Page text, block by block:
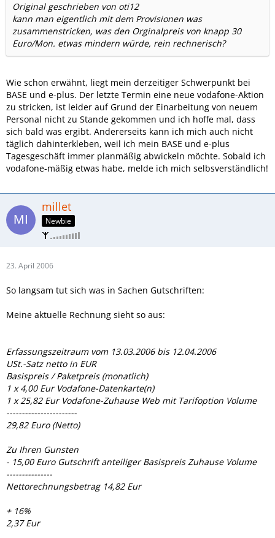
Original geschrieben von oti12
kann man eigentlich mit dem Provisionen was
zusammenstricken, was den Orginalpreis von knapp 30
Euro/Mon. etwas mindern würde, rein rechnerisch?
Wie schon erwähnt, liegt mein derzeitiger Schwerpunkt bei
BASE und e-plus. Der letzte Termin eine neue vodafone-Aktion
zu stricken, ist leider auf Grund der Einarbeitung von neuem
Personal nicht zu Stande gekommen und ich hoffe mal, dass
sich bald was ergibt. Andererseits kann ich mich auch nicht
täglich dahinterkleben, weil ich mein BASE und e-plus
Tagesgeschäft immer planmäßig abwickeln möchte. Sobald ich
vodafone-mäßig etwas habe, melde ich mich selbsverständlich!
millet
Newbie
23. April 2006
So langsam tut sich was in Sachen Gutschriften:
Meine aktuelle Rechnung sieht so aus:
Erfassungszeitraum vom 13.03.2006 bis 12.04.2006
USt.-Satz netto in EUR
Basispreis / Paketpreis (monatlich)
1 x 4,00 Eur Vodafone-Datenkarte(n)
1 x 25,82 Eur Vodafone-Zuhause Web mit Tarifoption Volume
-----------------------
29,82 Euro (Netto)
Zu Ihren Gunsten
- 15,00 Euro Gutschrift anteiliger Basispreis Zuhause Volume
---------------
Nettorechnungsbetrag 14,82 Eur
+ 16%
2,37 Eur